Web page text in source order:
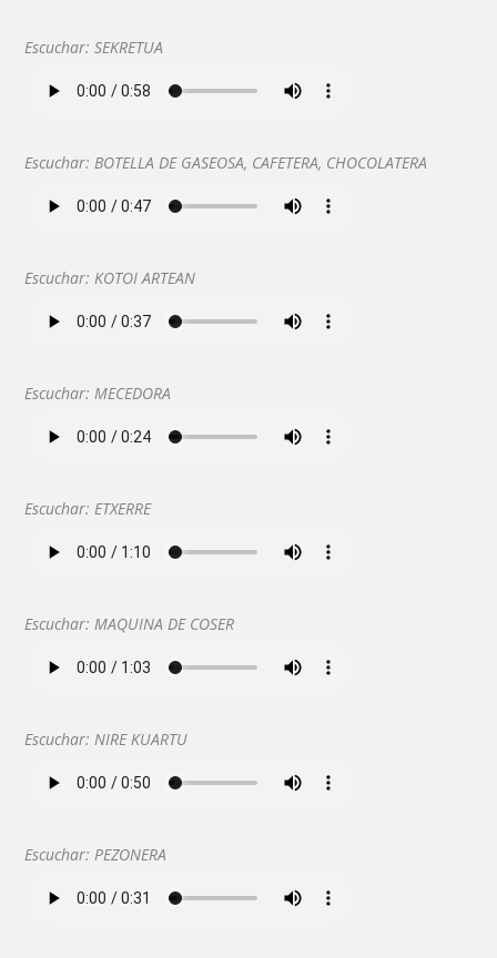
Escuchar: SEKRETUA
Escuchar: BOTELLA DE GASEOSA, CAFETERA, CHOCOLATERA
Escuchar: KOTOI ARTEAN
Escuchar: MECEDORA
Escuchar: ETXERRE
Escuchar: MAQUINA DE COSER
Escuchar: NIRE KUARTU
Escuchar: PEZONERA